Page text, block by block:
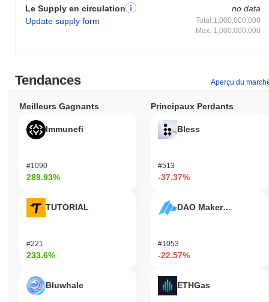
Le Supply en circulation
Update supply form
no data
Total:1,000,000,000
Max: 1,000,000,000
Tendances Aperçu du
Meilleurs Gagnants
Immunefi
#1090
289.93%
TUTORIAL
#221
233.6%
Bluwhale
Principaux Perdants
Bless
#513
-37.37%
DAO Maker Token
#1053
-22.57%
ETHGas